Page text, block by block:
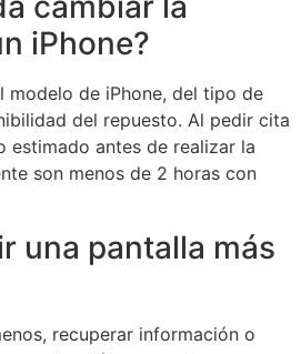
iPhone?
modelo de iPhone, del tipo de
del repuesto. Al pedir cita
estimado antes de realizar la
son menos de 2 horas con
una pantalla más
recuperar información o